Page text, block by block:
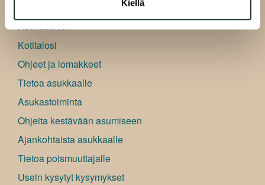
Kiellä
Asukassivut
Kotitalosi
Ohjeet ja lomakkeet
Tietoa asukkaalle
Asukastoiminta
Ohjeita kestävään asumiseen
Ajankohtaista asukkaalle
Tietoa poismuuttajalle
Usein kysytyt kysymykset